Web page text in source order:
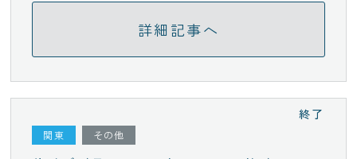
詳細記事へ
関東 その他
終了